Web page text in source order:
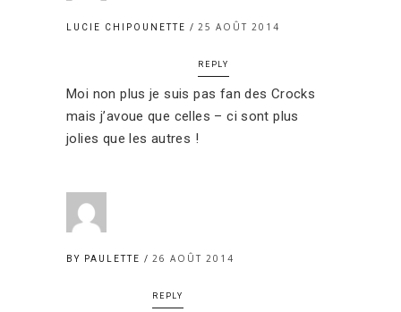
LUCIE CHIPOUNETTE 25 AOÛT 2014
REPLY
Moi non plus je suis pas fan des Crocks
mais j’avoue que celles – ci sont plus
jolies que les autres !
BY PAULETTE 26 AOÛT 2014
REPLY